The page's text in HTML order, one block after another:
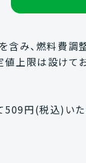
含み、燃料費調
上限は設けて
509円(税込)い